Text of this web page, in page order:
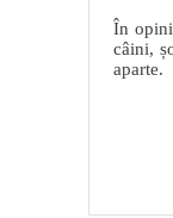
În
câini,
aparte.